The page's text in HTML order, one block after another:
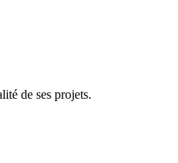
de ses projets.